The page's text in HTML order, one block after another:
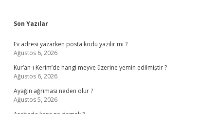
Sidebar
Son Yazılar
Ev adresi yazarken posta kodu yazılır mı ?
Ağustos 6, 2026
Kur’an-ı Kerim’de hangi meyve üzerine yemin edilmiştir ?
Ağustos 6, 2026
Ayağın ağrıması neden olur ?
Ağustos 5, 2026